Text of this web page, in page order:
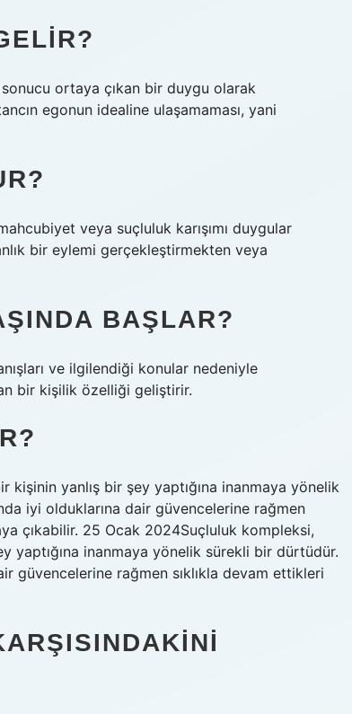
ortaya çıkan bir duygu olarak
egonun idealine ulaşamaması, yani
veya suçluluk karışımı duygular
bir eylemi gerçekleştirmekten veya
BAŞLAR?
ve ilgilendiği konular nedeniyle
bir kişilik özelliği geliştirir.
yanlış bir şey yaptığına inanmaya yönelik
iyi olduklarına dair güvencelerine rağmen
çıkabilir. 25 Ocak 2024Suçluluk kompleksi,
yaptığına inanmaya yönelik sürekli bir dürtüdür.
güvencelerine rağmen sıklıkla devam ettikleri